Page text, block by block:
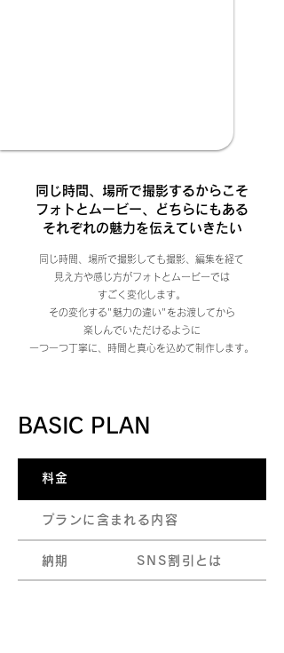
同じ時間、場所で撮影するからこそ
​フォトとムービー、どちらにもある
それぞれの魅力を伝えていきたい
同じ時間、場所で撮影しても撮影、編集を経て
見え方や感じ方がフォトとムービーでは
すごく変化します。
その変化する"魅力の違い"をお渡してから
楽しんでいただけるように
一つ一つ丁寧に、時間と真心を込めて制作します。
BASIC PLAN
料金
プランに含まれる内容
納期 SNS割引とは